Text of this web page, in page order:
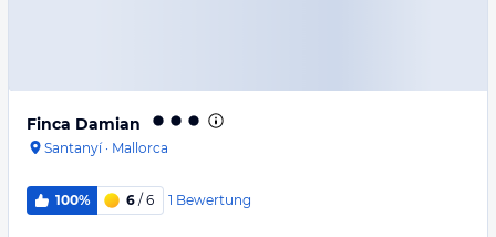
Finca Damian
Santanyí· Mallorca
100% 6 / 6 1 Bewertung